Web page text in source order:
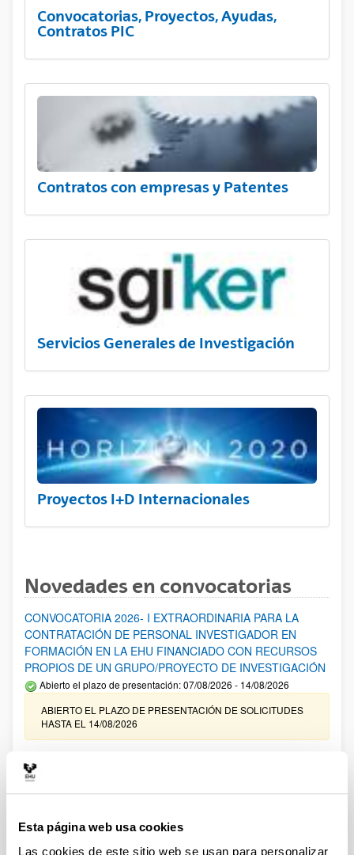
Esta página web usa cookies
Las cookies de este sitio web se usan para personalizar
Convocatorias, Proyectos, Ayudas,
Contratos PIC
Contratos con empresas y Patentes
Servicios Generales de Investigación
Proyectos I+D Internacionales
Novedades en convocatorias
CONVOCATORIA 2026- I EXTRAORDINARIA PARA LA
CONTRATACIÓN DE PERSONAL INVESTIGADOR EN
FORMACIÓN EN LA EHU FINANCIADO CON RECURSOS
PROPIOS DE UN GRUPO/PROYECTO DE INVESTIGACIÓN
Abierto el plazo de presentación: 07/08/2026 - 14/08/2026
ABIERTO EL PLAZO DE PRESENTACIÓN DE SOLICITUDES
HASTA EL 14/08/2026
Ayudas para financiación de la adquisición y renovación de
infraestructura científica y fondos bibliográficos en la
UPV/EHU 2026
25/03/2026: Corrección de errores del listado provisional de
solicitudes admitidas y excluidas. 23/03/2026: Relación